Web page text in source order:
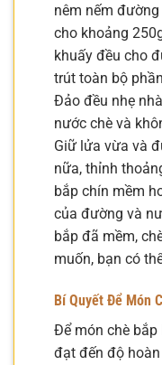
nêm nếm
cho khoảng
khuấy đều cho
trút toàn bộ
Đảo đều nhẹ
nước chè và
Giữ lửa vừa và
nữa, thỉnh
bắp chín mềm
của đường và
bắp đã mềm,
muốn, bạn có
Bí Quyết Để Món
Để món chè bắp
đạt đến độ